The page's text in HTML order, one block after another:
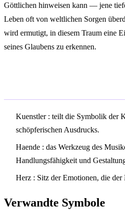
Göttlichen hinweisen kann — jene
Leben oft von weltlichen Sorgen
wird ermutigt, in diesem Traum eine
seines Glaubens zu erkennen.
Kuenstler: teilt die Symbolik der
schöpferischen Ausdrucks.
Haende : das Werkzeug des
Handlungsfähigkeit und
Herz : Sitz der Emotionen, die
Verwandte Symbole